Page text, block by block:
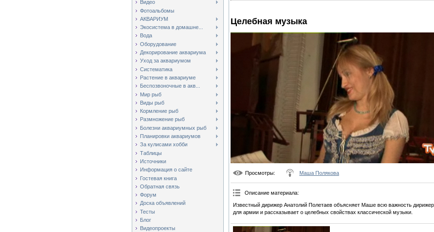
Видео
Фотоальбомы
АКВАРИУМ
Экосистема в домашне...
Вода
Оборудование
Декорирование аквариума
Уход за аквариумом
Систематика
Растение в аквариуме
Беспозвоночные в акв...
Мир рыб
Виды рыб
Кормление рыб
Размножение рыб
Болезни аквариумных рыб
Планировки аквариумов
За кулисами хобби
Таблицы
Источники
Информация о сайте
Гостевая книга
Обратная связь
Форум
Доска объявлений
Тесты
Блог
Видеопроекты
Целебная музыка
Просмотры: Маша Полякова
Описание материала:
Известный дирижер Анатолий Полетаев объясняет Маше всю важность
для армии и рассказывает о целебных свойствах классической музыки.